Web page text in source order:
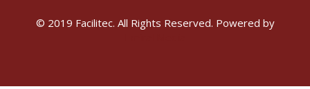
© 2019 Facilitec. All Rights Reserved. Powered by